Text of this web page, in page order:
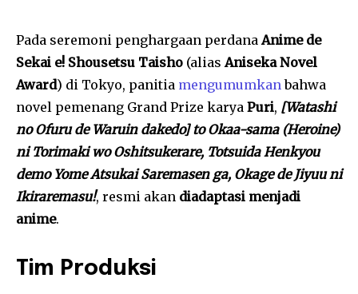
Pada seremoni penghargaan perdana Anime de
Sekai e! Shousetsu Taisho (alias Aniseka Novel
Award) di Tokyo, panitia mengumumkanbahwa
novel pemenang Grand Prize karya Puri, [Watashi
no Ofuru de Waruin dakedo] to Okaa-sama (Heroine)
ni Torimaki wo Oshitsukerare, Totsuida Henkyou
demo Yome Atsukai Saremasen ga, Okage de Jiyuu ni
Ikiraremasu!, resmi akan diadaptasi menjadi
anime.
Tim Produksi